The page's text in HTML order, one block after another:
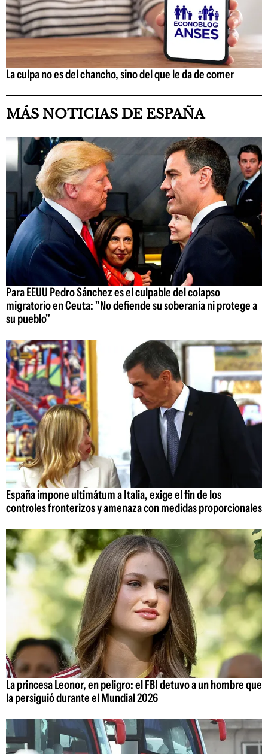
La culpa no es del chancho, sino del que le da de comer
MÁS NOTICIAS DE ESPAÑA
Para EEUU Pedro Sánchez es el culpable del colapso
migratorio en Ceuta: "No defiende su soberanía ni protege a
su pueblo"
España impone ultimátum a Italia, exige el fin de los
controles fronterizos y amenaza con medidas proporcionales
La princesa Leonor, en peligro: el FBI detuvo a un hombre que
la persiguió durante el Mundial 2026